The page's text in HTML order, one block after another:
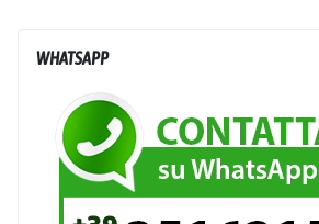
WHATSAPP